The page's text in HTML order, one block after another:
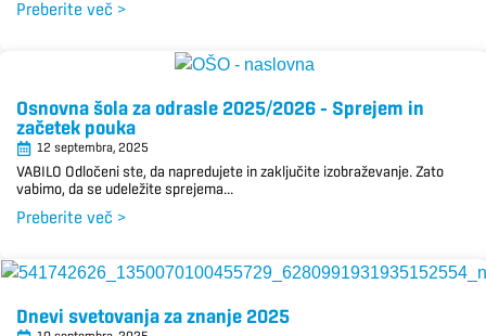
Preberite več >
Osnovna šola za odrasle 2025/2026 – Sprejem in
začetek pouka
12 septembra, 2025
VABILO Odločeni ste, da napredujete in zaključite izobraževanje. Zato
vabimo, da se udeležite sprejema...
Preberite več >
Dnevi svetovanja za znanje 2025